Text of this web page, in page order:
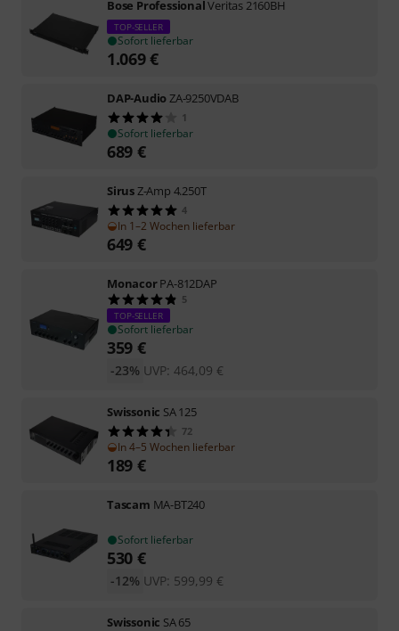
Bose ProfessionalVeritas 2160BH
TOP-SELLER
Sofort lieferbar
1.069€
DAP-AudioZA-9250VDAB
1
Sofort lieferbar
689 €
SirusZ-Amp 4.250T
4
In 1–2 Wochen lieferbar
649 €
MonacorPA-812DAP
5
TOP-SELLER
Sofort lieferbar
359 €
UVP: 464,09 €
-23%
Swissonic SA 125
72
In 4–5 Wochen lieferbar
189 €
Tascam MA-BT240
Sofort lieferbar
530 €
UVP: 599,99 €
-12%
Swissonic SA 65